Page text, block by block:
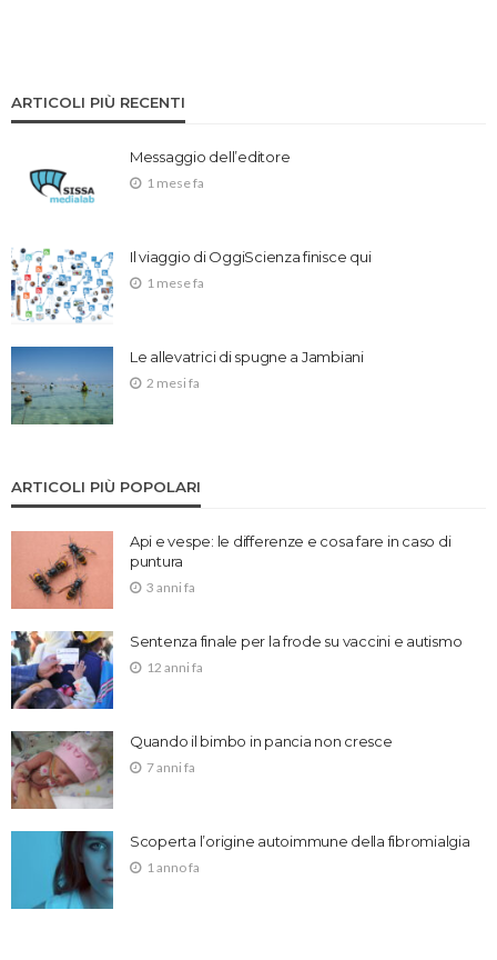
ARTICOLI PIÙ RECENTI
Messaggio dell’editore
1 mese fa
Il viaggio di OggiScienza finisce qui
1 mese fa
Le allevatrici di spugne a Jambiani
2 mesi fa
ARTICOLI PIÙ POPOLARI
Api e vespe: le differenze e cosa fare in caso di
puntura
3 anni fa
Sentenza finale per la frode su vaccini e autismo
12 anni fa
Quando il bimbo in pancia non cresce
7 anni fa
Scoperta l’origine autoimmune della fibromialgia
1 anno fa